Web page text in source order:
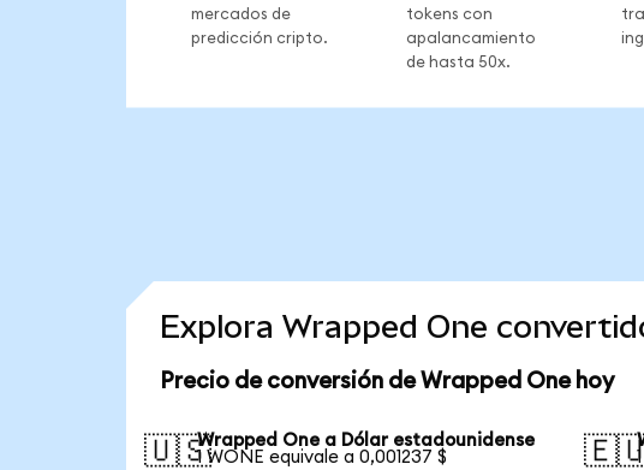
mercados de
predicción cripto.
tokens con
apalancamiento
de hasta 50x.
Explora Wrapped One
Precio de conversión de Wrapped One hoy
🇺🇸Wrapped One a Dólar estadounidense
1 WONE equivale a 0,001237 $